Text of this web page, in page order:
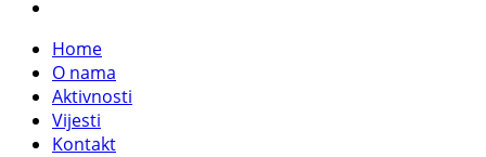
Home
O nama
Aktivnosti
Vijesti
Kontakt